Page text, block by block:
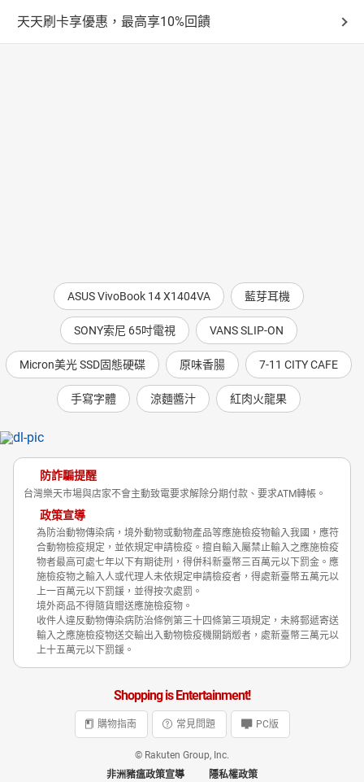
天天刷卡享優惠，最高享10%回饋
ASUS VivoBook 14 X1404VA 藍芽耳機
SONY索尼 65吋電視 VANS SLIP-ON
Micron美光 SSD固態硬碟 原味香腸 7-11 CITY CAFE
手寫字體 涼麵醬汁 紅肉火龍果
防詐騙提醒
台灣樂天市場與店家不會主動致電要求解除分期付款、要求ATM轉帳。
政策宣導
為防治動物傳染病，境外動物或動物產品等應施檢疫物輸入我國，應符
合動物檢疫規定，並依規定申請檢疫。擅自輸入屬禁止輸入之應施檢疫
物者最高可處七年以下有期徒刑，得併科新臺幣三百萬元以下罰金。應
施檢疫物之輸入人或代理人未依規定申請檢疫者，得處新臺幣五萬元以
上一百萬元以下罰鍰，並得按次處罰。
境外商品不得隨貨贈送應施檢疫物。
收件人違反動物傳染病防治條例第三十四條第三項規定，未將郵遞寄送
輸入之應施檢疫物送交輸出入動物檢疫機關銷燬者，處新臺幣三萬元以
上十五萬元以下罰鍰。
Shopping is Entertainment!
購物指南 常見問題 PC版
© Rakuten Group, Inc.
非洲豬瘟政策宣導
隱私權政策